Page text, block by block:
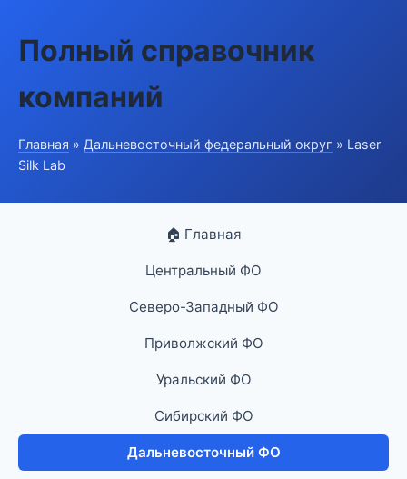
Полный справочник
компаний
Главная » Дальневосточный федеральный округ » Laser
Silk Lab
🏠 Главная
Центральный ФО
Северо-Западный ФО
Приволжский ФО
Уральский ФО
Сибирский ФО
Дальневосточный ФО